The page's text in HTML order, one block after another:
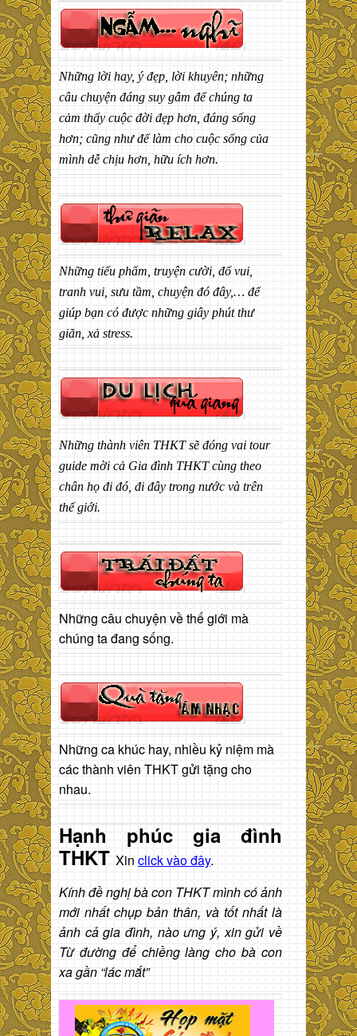
Những lời hay, ý đẹp, lời khuyên; những
câu chuyện đáng suy gẫm để chúng ta
cảm thấy cuộc đời đẹp hơn, đáng sống
hơn; cũng như để làm cho cuộc sống của
mình dễ chịu hơn, hữu ích hơn.
Những tiểu phẩm, truyện cười, đố vui,
tranh vui, sưu tầm, chuyện đó đây,… để
giúp bạn có được những giây phút thư
giãn, xả stress.
Những thành viên THKT sẽ đóng vai tour
guide mời cả Gia đình THKT cùng theo
chân họ đi đó, đi đây trong nước và trên
thế giới.
Những câu chuyện về thế giới mà
chúng ta đang sống.
Những ca khúc hay, nhiều kỷ niệm mà
các thành viên THKT gửi tặng cho
nhau.
Hạnh phúc gia đình
THKT Xin click vào đây.
Kính đề nghị bà con THKT mình có ảnh
mới nhất chụp bản thân, và tốt nhất là
ảnh cả gia đình, nào ưng ý, xin gửi về
Từ đường để chiềng làng cho bà con
xa gần “lác mắt”